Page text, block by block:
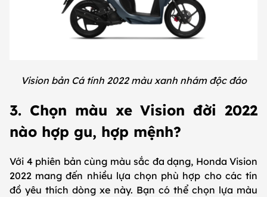
Vision bản Cá tính 2022 màu xanh nhám độc đáo
3. Chọn màu xe Vision đời 2022
nào hợp gu, hợp mệnh?
Với 4 phiên bản cùng màu sắc đa dạng, Honda Vision
2022 mang đến nhiều lựa chọn phù hợp cho các tín
đồ yêu thích dòng xe này. Bạn có thể chọn lựa màu